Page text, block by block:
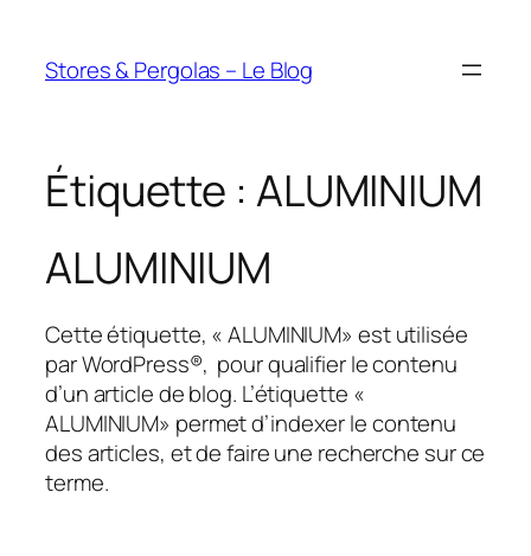
contenu
Stores & Pergolas – Le Blog
Étiquette : ALUMINIUM
ALUMINIUM
Cette étiquette, « ALUMINIUM» est utilisée
par WordPress®, pour qualifier le contenu
d’un article de blog. L’étiquette «
ALUMINIUM» permet d’indexer le contenu
des articles, et de faire une recherche sur ce
terme.